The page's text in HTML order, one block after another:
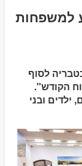
למשפחות
בטבריה לסוף
הקודש".
ילדים ובני